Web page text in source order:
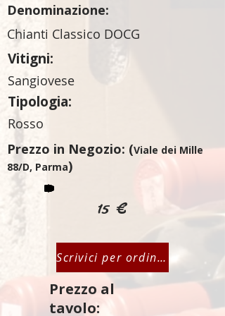
Denominazione:
Chianti Classico DOCG
Vitigni:
Sangiovese
Tipologia:
Rosso
Prezzo in Negozio: (Viale dei Mille
88/D, Parma)
15 €
Scrivici per ordinare
Prezzo al
tavolo: